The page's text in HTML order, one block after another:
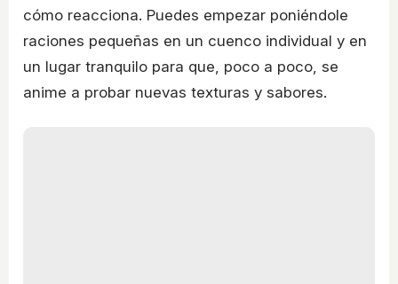
cómo reacciona. Puedes empezar poniéndole
raciones pequeñas en un cuenco individual y en
un lugar tranquilo para que, poco a poco, se
anime a probar nuevas texturas y sabores.